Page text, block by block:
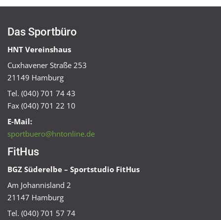
Das Sportbüro
HNT Vereinshaus
Cuxhavener Straße 253
21149 Hamburg
Tel. (040) 701 74 43
Fax (040) 701 22 10
E-Mail:
sportbuero@hntonline.de
FitHus
BGZ Süderelbe – Sportstudio FitHus
Am Johannisland 2
21147 Hamburg
Tel. (040) 701 57 74